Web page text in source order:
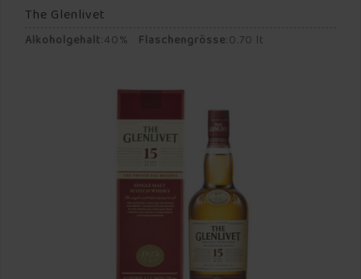
The Glenlivet
Alkoholgehalt:40% Flaschengrösse:0.70 lt